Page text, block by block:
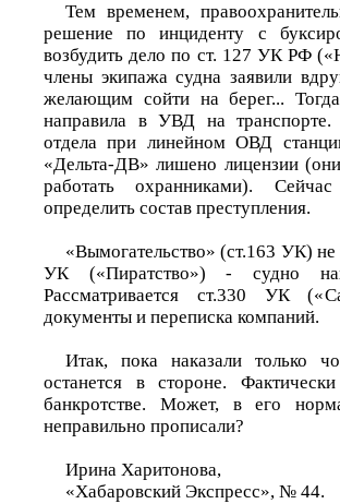
Тем временем,
решение по инциденту с
возбудить дело по ст. 127 УК РФ
члены экипажа судна заявили
желающим сойти на берег...
направила в УВД на транспорте.
отдела при линейном ОВД
«Дельта-ДВ» лишено лицензии
работать охранниками).
определить состав преступления.
«Вымогательство» (ст.163 УК)
УК («Пиратство») - судно
Рассматривается ст.330 УК
документы и переписка компаний.
Итак, пока наказали только
останется в стороне.
банкротстве. Может, в его
неправильно прописали?
Ирина Харитонова,
«Хабаровский Экспресс», № 44.